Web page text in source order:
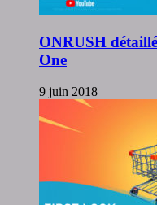
ONRUSH
One
9 juin 2018